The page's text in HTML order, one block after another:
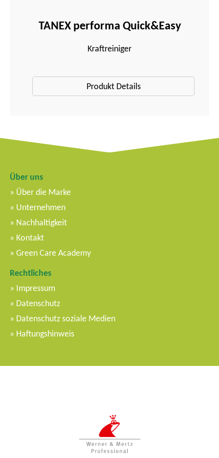
TANEX performa Quick&Easy
Kraftreiniger
Produkt Details
Über uns
Über die Marke
Unternehmen
Nachhaltigkeit
Kontakt
Green Care Academy
Rechtliches
Impressum
Datenschutz
Datenschutz soziale Medien
Haftungshinweis